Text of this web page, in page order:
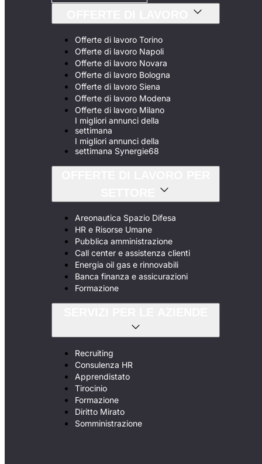
Offerte di lavoro Torino
Offerte di lavoro Napoli
Offerte di lavoro Novara
Offerte di lavoro Bologna
Offerte di lavoro Siena
Offerte di lavoro Modena
Offerte di lavoro Milano
I migliori annunci della
settimana
I migliori annunci della
settimana Synergie68
Areonautica Spazio Difesa
HR e Risorse Umane
Pubblica amministrazione
Call center e assistenza clienti
Energia oil gas e rinnovabili
Banca finanza e assicurazioni
Formazione
Recruiting
Consulenza HR
Apprendistato
Tirocinio
Formazione
Diritto Mirato
Somministrazione